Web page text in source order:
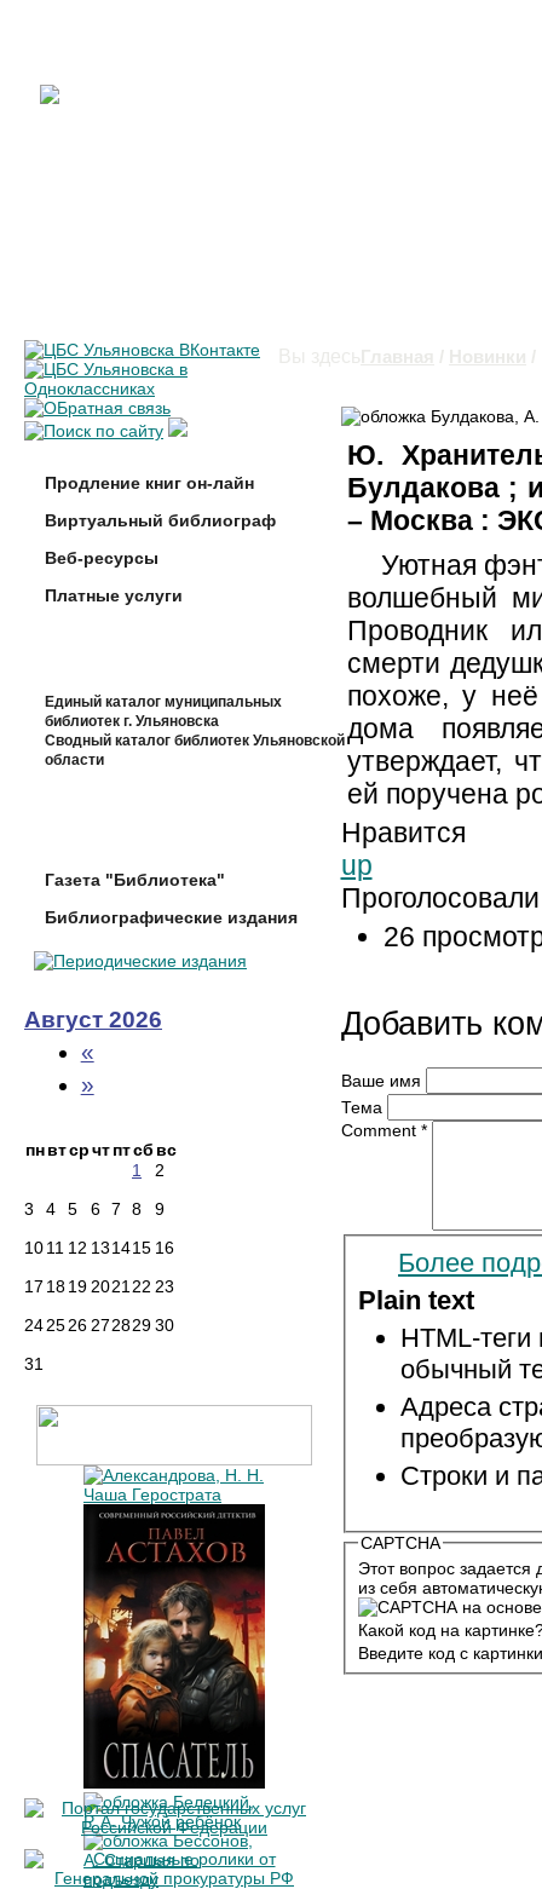
Вы здесь Главная / Новинки /
Продление книг он-лайн
Виртуальный библиограф
Веб-ресурсы
Платные услуги
Единый каталог муниципальных
библиотек г. Ульяновска
Сводный каталог библиотек Ульяновской
области
Газета "Библиотека"
Библиографические издания
Август 2026
«
»
пнвтсрчтптсб вс
1
2
3
4 5 6 7 8
9
1011 12 131415 16
17 1819202122 23
24252627282930
31
Ю.
Булдакова ;
– Москва :
Уютная
волшебный
Проводник
смерти
похоже, у
дома
утверждает,
ей поручена
Нравится
up
26
Добавить
Ваше имя
Тема
Comment *
Более
Plain text
HTML-
обычный
Адреса
Строки и
CAPTCHA
Этот вопрос
из себя
Какой код на
Введите код с картинки